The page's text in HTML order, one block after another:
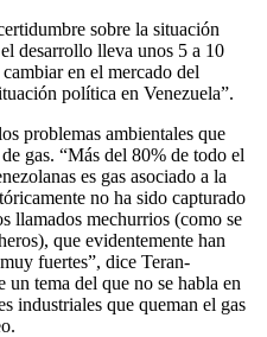
sobre la situación
desarrollo lleva unos 5 a 10
en el mercado del
política en Venezuela”.
problemas ambientales que
gas. “Más del 80% de todo el
es gas asociado a la
no ha sido capturado
llamados mechurrios (como se
que evidentemente han
fuertes”, dice Teran-
un tema del que no se habla en
industriales que queman el gas